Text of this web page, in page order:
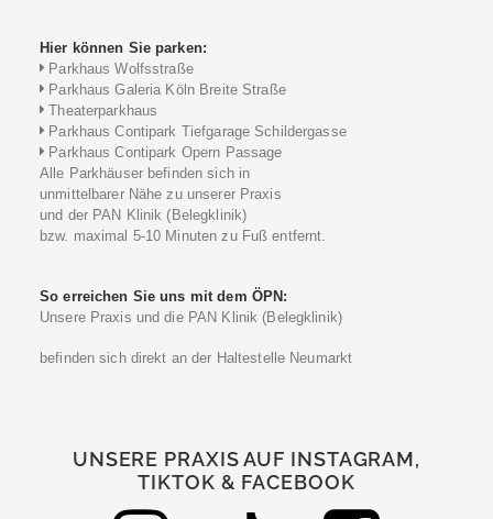
Hier können Sie parken:
Parkhaus Wolfsstraße
Parkhaus Galeria Köln Breite Straße
Theaterparkhaus
Parkhaus Contipark Tiefgarage Schildergasse
Parkhaus Contipark Opern Passage
Alle Parkhäuser befinden sich in
unmittelbarer Nähe zu unserer Praxis
und der PAN Klinik (Belegklinik)
bzw. maximal 5-10 Minuten zu Fuß entfernt.
So erreichen Sie uns mit dem ÖPN:
Unsere Praxis und die PAN Klinik (Belegklinik)
befinden sich direkt an der Haltestelle Neumarkt
UNSERE PRAXIS AUF INSTAGRAM,
TIKTOK & FACEBOOK